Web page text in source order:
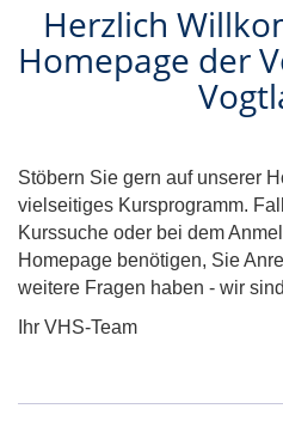
Herzlich
Homepage der
Stöbern Sie gern auf unserer
vielseitiges Kursprogramm.
Kurssuche oder bei dem
Homepage benötigen, Sie
weitere Fragen haben - wir
Ihr VHS-Team